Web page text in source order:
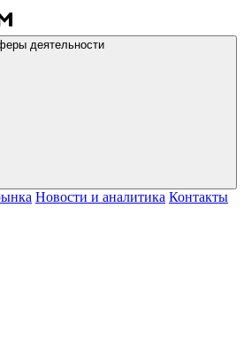
деятельности
Новости и аналитика Контакты